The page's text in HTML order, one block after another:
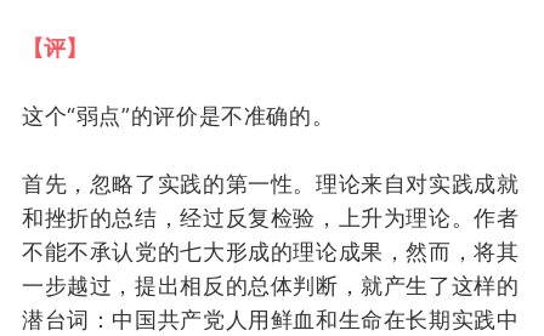
【评】
这个“弱点”的评价是不准确的。
首先， 忽略了实践的第一性。 理论来自对实践成就
和挫折的总结 ，经过反复检验 ， 上升为理论。作者
不能不承认 党的七大形成的理论成果 ，然而，将其
一步越过，提出相反的总体判断 ， 就产生了这样的
潜台词 ： 中国共产党人 用鲜血和生命在长期实践中